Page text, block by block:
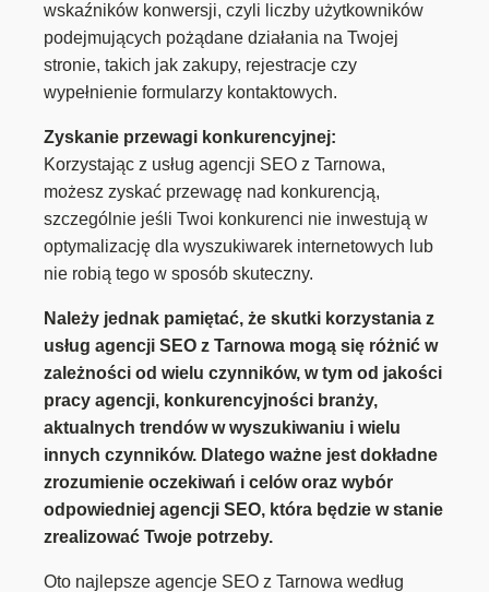
wskaźników konwersji, czyli liczby użytkowników
podejmujących pożądane działania na Twojej
stronie, takich jak zakupy, rejestracje czy
wypełnienie formularzy kontaktowych.
Zyskanie przewagi konkurencyjnej:
Korzystając z usług agencji SEO z Tarnowa,
możesz zyskać przewagę nad konkurencją,
szczególnie jeśli Twoi konkurenci nie inwestują w
optymalizację dla wyszukiwarek internetowych lub
nie robią tego w sposób skuteczny.
Należy jednak pamiętać, że skutki korzystania z
usług agencji SEO z Tarnowa mogą się różnić w
zależności od wielu czynników, w tym od jakości
pracy agencji, konkurencyjności branży,
aktualnych trendów w wyszukiwaniu i wielu
innych czynników. Dlatego ważne jest dokładne
zrozumienie oczekiwań i celów oraz wybór
odpowiedniej agencji SEO, która będzie w stanie
zrealizować Twoje potrzeby.
Oto najlepsze agencje SEO z Tarnowa według